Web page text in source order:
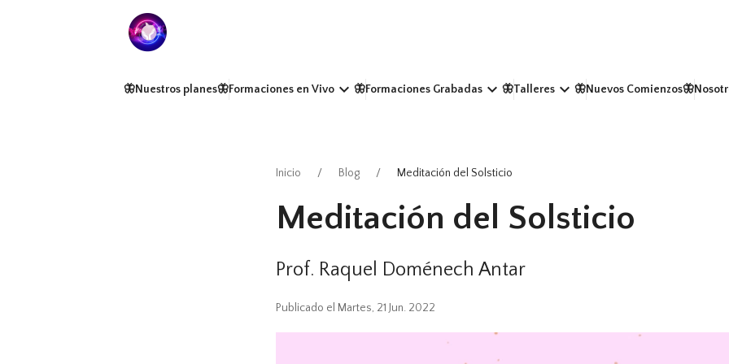
🦋Nuestros planes🦋Formaciones en Vivo keyboard_arrow_down🦋Formaciones Grabadas keyboard_arrow_down🦋Talleres keyboard_arrow_down🦋Nuevos Comienzos
Inicio Blog Meditación del Solsticio
Meditación del Solsticio
Prof. Raquel Doménech Antar
Publicado el Martes, 21 Jun. 2022